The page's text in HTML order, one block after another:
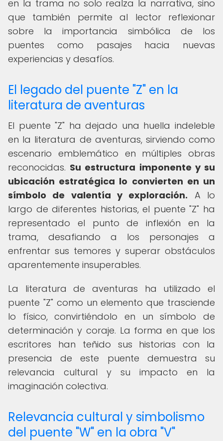
en la trama no solo realza la narrativa, sino
que también permite al lector reflexionar
sobre la importancia simbólica de los
puentes como pasajes hacia nuevas
experiencias y desafíos.
El legado del puente "Z" en la
literatura de aventuras
El puente "Z" ha dejado una huella indeleble
en la literatura de aventuras, sirviendo como
escenario emblemático en múltiples obras
reconocidas. Su estructura imponente y su
ubicación estratégica lo convierten en un
símbolo de valentía y exploración. A lo
largo de diferentes historias, el puente "Z" ha
representado el punto de inflexión en la
trama, desafiando a los personajes a
enfrentar sus temores y superar obstáculos
aparentemente insuperables.
La literatura de aventuras ha utilizado el
puente "Z" como un elemento que trasciende
lo físico, convirtiéndolo en un símbolo de
determinación y coraje. La forma en que los
escritores han teñido sus historias con la
presencia de este puente demuestra su
relevancia cultural y su impacto en la
imaginación colectiva.
Relevancia cultural y simbolismo
del puente "W" en la obra "V"